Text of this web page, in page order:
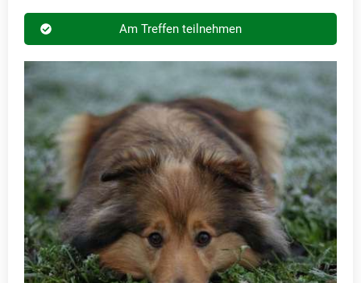
Am Treffen teilnehmen